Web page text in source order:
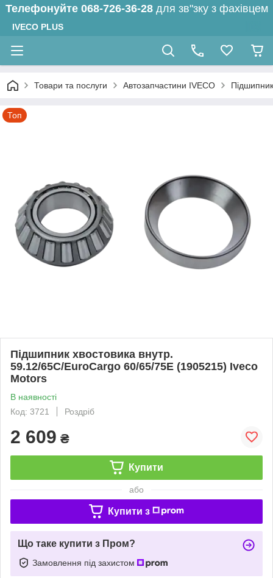
Телефонуйте 068-726-36-28 для зв"зку з фахівцем
IVECO PLUS
Товари та послуги Автозапчастини IVECO
Топ
Підшипник хвостовика внутр.
59.12/65C/EuroCargo 60/65/75E (1905215) Iveco
Motors
В наявності
Код: 3721
Роздріб
2 609 ₴
Купити
або
Купити з
Що таке купити з Пром?
Замовлення під захистом